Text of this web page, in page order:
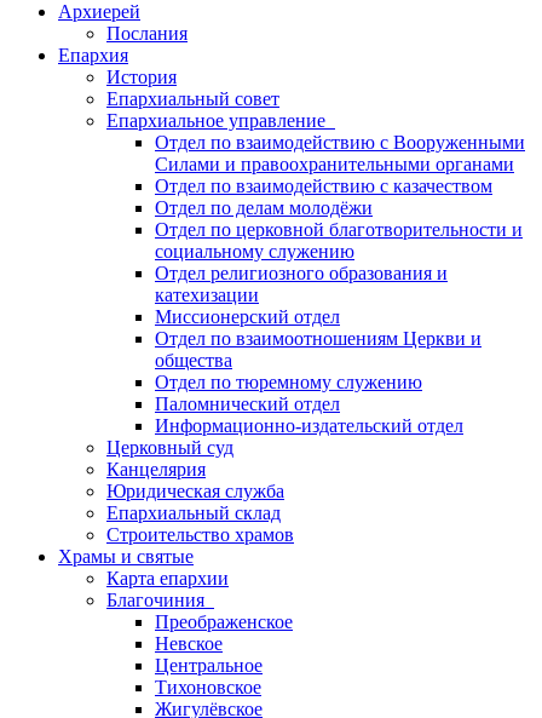
Архиерей
Послания
Епархия
История
Епархиальный совет
Епархиальное управление
Отдел по взаимодействию с Вооруженными
Силами и правоохранительными органами
Отдел по взаимодействию с казачеством
Отдел по делам молодёжи
Отдел по церковной благотворительности и
социальному служению
Отдел религиозного образования и
катехизации
Миссионерский отдел
Отдел по взаимоотношениям Церкви и
общества
Отдел по тюремному служению
Паломнический отдел
Информационно-издательский отдел
Церковный суд
Канцелярия
Юридическая служба
Епархиальный склад
Строительство храмов
Храмы и святые
Карта епархии
Благочиния
Преображенское
Невское
Центральное
Тихоновское
Жигулёвское